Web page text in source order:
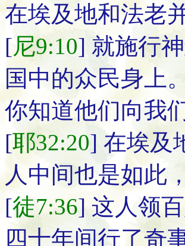
在埃及地和法老
[尼9:10] 就施行
国中的众民身上
你知道他们向我
[耶32:20] 在埃及
人中间也是如此
[徒7:36] 这人领
四十年间行了奇